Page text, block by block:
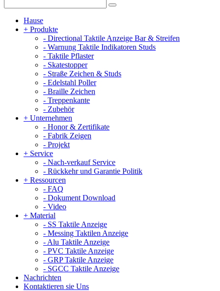
Hause
+ Produkte
- Directional Taktile Anzeige Bar & Streifen
- Warnung Taktile Indikatoren Studs
- Taktile Pflaster
- Skatestopper
- Straße Zeichen & Studs
- Edelstahl Poller
- Braille Zeichen
- Treppenkante
- Zubehör
+ Unternehmen
- Honor & Zertifikate
- Fabrik Zeigen
- Projekt
+ Service
- Nach-verkauf Service
- Rückkehr und Garantie Politik
+ Ressourcen
- FAQ
- Dokument Download
- Video
+ Material
- SS Taktile Anzeige
- Messing Taktilen Anzeige
- Alu Taktile Anzeige
- PVC Taktile Anzeige
- GRP Taktile Anzeige
- SGCC Taktile Anzeige
Nachrichten
Kontaktieren sie Uns